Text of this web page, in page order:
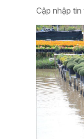
Cập nhập